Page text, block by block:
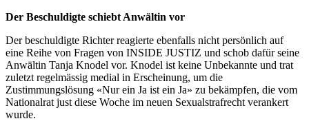
Der Beschuldigte schiebt Anwältin vor
Der beschuldigte Richter reagierte ebenfalls nicht persönlich auf
eine Reihe von Fragen von INSIDE JUSTIZ und schob dafür seine
Anwältin Tanja Knodel vor. Knodel ist keine Unbekannte und trat
zuletzt regelmässig medial in Erscheinung, um die
Zustimmungslösung «Nur ein Ja ist ein Ja» zu bekämpfen, die vom
Nationalrat just diese Woche im neuen Sexualstrafrecht verankert
wurde.